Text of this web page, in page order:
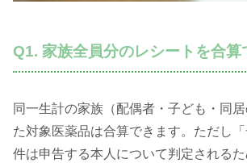
Q1. 家族全員分のレシートを合算
同一生計の家族（配偶者・子ども・同
た対象医薬品は合算できます。ただし
件は申告する本人について判定される